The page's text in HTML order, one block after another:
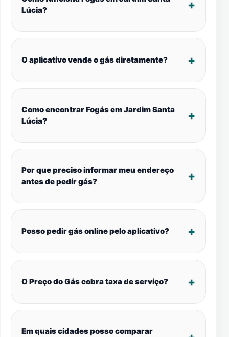
Lúcia?
O aplicativo vende o gás diretamente?
Como encontrar Fogás em Jardim Santa
Lúcia?
Por que preciso informar meu endereço
antes de pedir gás?
Posso pedir gás online pelo aplicativo?
O Preço do Gás cobra taxa de serviço?
Em quais cidades posso comparar